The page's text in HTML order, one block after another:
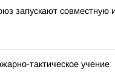
совместную
тактическое учение